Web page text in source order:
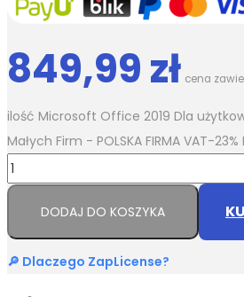
849,99zł cena
ilość Microsoft Office 2019 Dla
Małych Firm - POLSKA FIRMA VAT-23%
DODAJ DO KOSZYKA
🔎 Dlaczego ZapLicense?